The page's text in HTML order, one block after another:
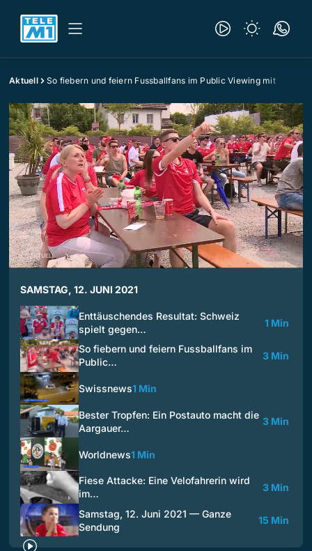
Aktuell So fiebern und feiern Fussballfans im Public Viewing mit
SAMSTAG, 12. JUNI 2021
Enttäuschendes Resultat: Schweiz
spielt gegen…
1 Min
So fiebern und feiern Fussballfans im
Public…
3 Min
Swissnews1 Min
Bester Tropfen: Ein Postauto macht die
Aargauer…
3 Min
Worldnews1 Min
Fiese Attacke: Eine Velofahrerin wird
im…
3 Min
Samstag, 12. Juni 2021 — Ganze
Sendung
15 Min